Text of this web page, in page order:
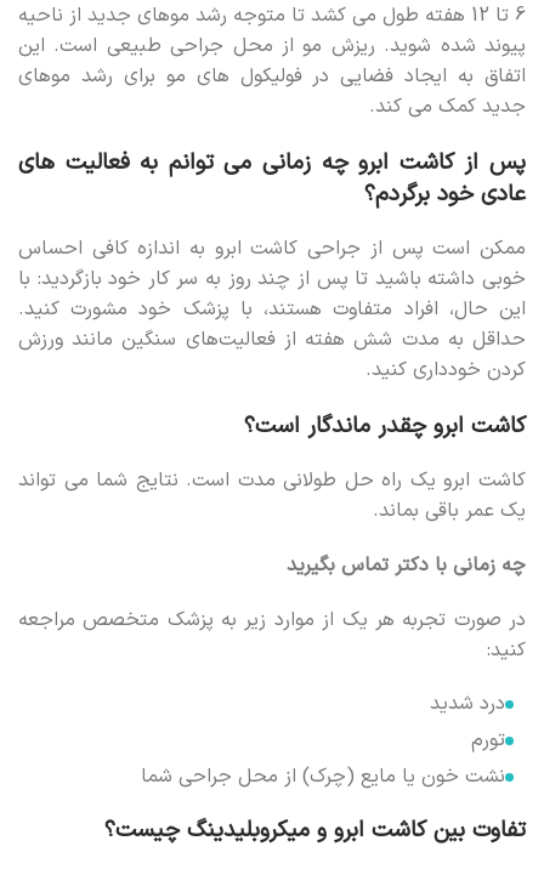
6 تا 12 هفته طول می کشد تا متوجه رشد موهای جدید از ناحیه
پیوند شده شوید. ریزش مو از محل جراحی طبیعی است. این
اتفاق به ایجاد فضایی در فولیکول های مو برای رشد موهای
جدید کمک می کند.
پس از کاشت ابرو چه زمانی می توانم به فعالیت های
عادی خود برگردم؟
ممکن است پس از جراحی کاشت ابرو به اندازه کافی احساس
خوبی داشته باشید تا پس از چند روز به سر کار خود بازگردید: با
این حال، افراد متفاوت هستند، با پزشک خود مشورت کنید.
حداقل به مدت شش هفته از فعالیت‌های سنگین مانند ورزش
کردن خودداری کنید.
کاشت ابرو چقدر ماندگار است؟
کاشت ابرو یک راه حل طولانی مدت است. نتایج شما می تواند
یک عمر باقی بماند.
چه زمانی با دکتر تماس بگیرید
در صورت تجربه هر یک از موارد زیر به پزشک متخصص مراجعه
کنید:
درد شدید
تورم
نشت خون یا مایع (چرک) از محل جراحی شما
تفاوت بین کاشت ابرو و میکروبلیدینگ چیست؟